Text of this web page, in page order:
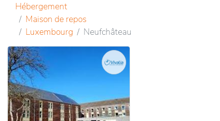
Hébergement
Maison de repos
Luxembourg
Neufchâteau